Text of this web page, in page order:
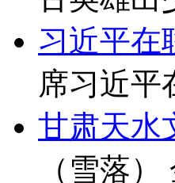
习近平在
席习近平
甘肃天水
（雪落